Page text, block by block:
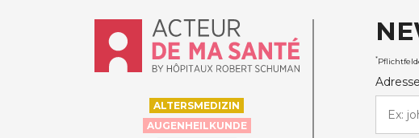
Accueil - Acteur de ma santé, by HôpitauxRobert
ALTERSMEDIZIN
AUGENHEILKUNDE
*